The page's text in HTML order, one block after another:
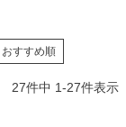
おすすめ順
27件中 1-27件表示